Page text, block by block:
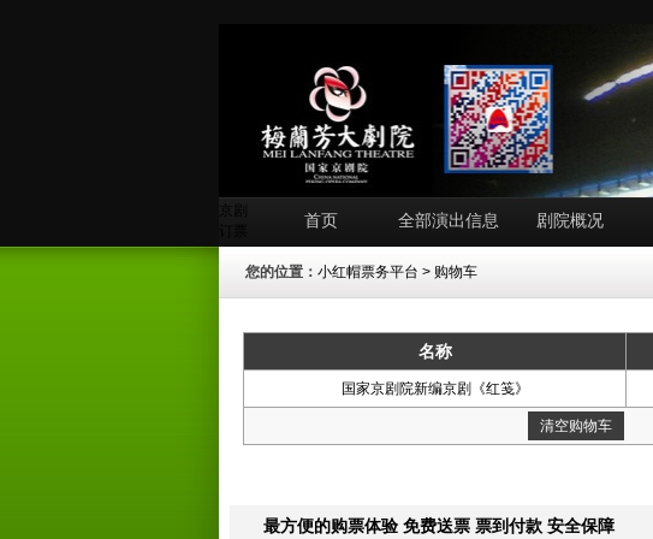
首页 全部演出信息 剧院概况
您的位置： 小红帽票务平台 > 购物车
名称
国家京剧院新编京剧《红笺》
清空购物车
最方便的购票体验 免费送票 票到付款 安全保障